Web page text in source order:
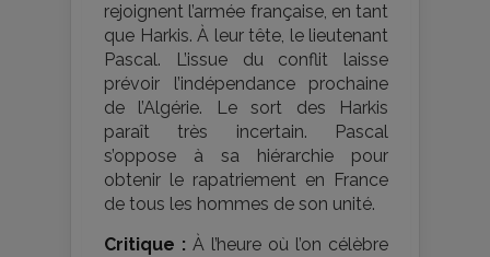
rejoignent l’armée française, en tant
que Harkis. À leur tête, le lieutenant
Pascal. L’issue du conflit laisse
prévoir l’indépendance prochaine
de l’Algérie. Le sort des Harkis
paraît très incertain. Pascal
s’oppose à sa hiérarchie pour
obtenir le rapatriement en France
de tous les hommes de son unité.
Critique : À l’heure où l’on célèbre